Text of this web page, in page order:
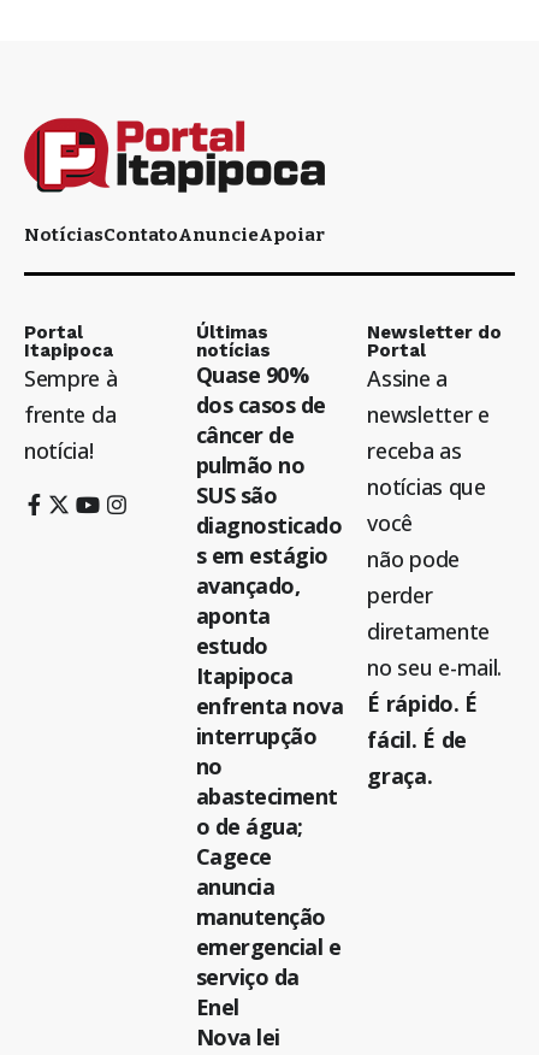
NotíciasContatoAnuncieApoiar
Portal
Itapipoca
Sempre à
frente da
notícia!
Últimas
notícias
Quase 90%
dos casos de
câncer de
pulmão no
SUS são
diagnosticado
s em estágio
avançado,
aponta
estudo
Itapipoca
enfrenta nova
interrupção
no
abasteciment
o de água;
Cagece
anuncia
manutenção
emergencial e
serviço da
Enel
Nova lei
Newsletter do
Portal
Assine a
newsletter e
receba as
notícias que
você
não pode
perder
diretamente
no seu e-mail.
É rápido. É
fácil. É de
graça.